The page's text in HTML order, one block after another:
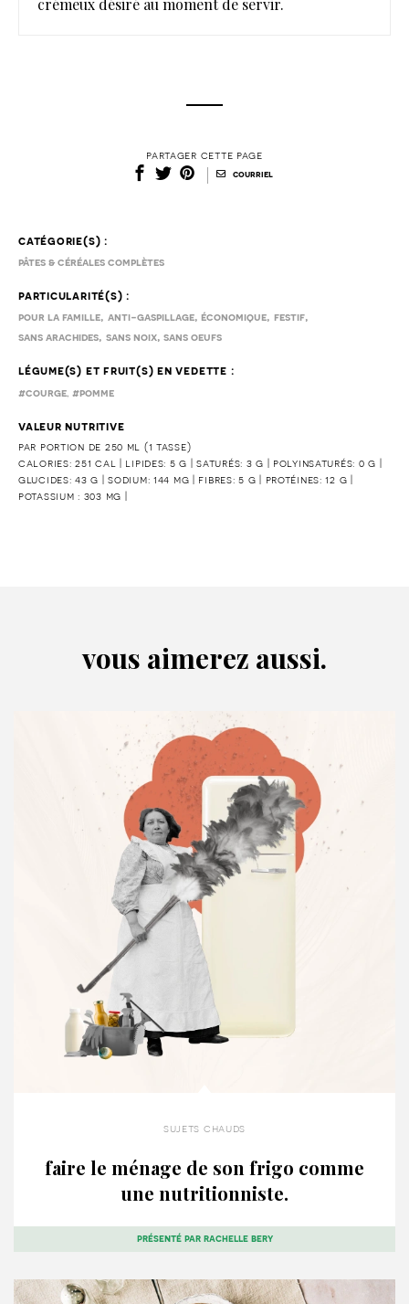
crémeux désiré au moment de servir.
partager cette page
courriel
catégorie(s) :
pâtes & céréales complètes
particularité(s) :
pour la famille, anti-gaspillage,économique, festif,
sans arachides, sans noix,sans oeufs
légume(s) et fruit(s) en vedette :
#courge, #pomme
valeur nutritive
par portion de 250 ml (1 tasse)
calories: 251 cal | lipides: 5 g | saturés: 3 g | polyinsaturés: 0 g |
glucides: 43 g | sodium: 144 mg | fibres: 5 g | protéines: 12 g |
potassium : 303 mg |
vous aimerez aussi.
sujets chauds
faire le ménage de son frigo comme
une nutritionniste.
présenté par rachelle bery